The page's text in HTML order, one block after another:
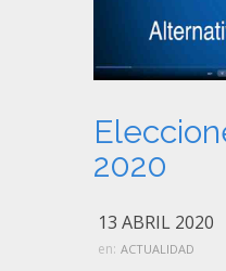
2020
13 ABRIL 2020
en: ACTUALIDAD